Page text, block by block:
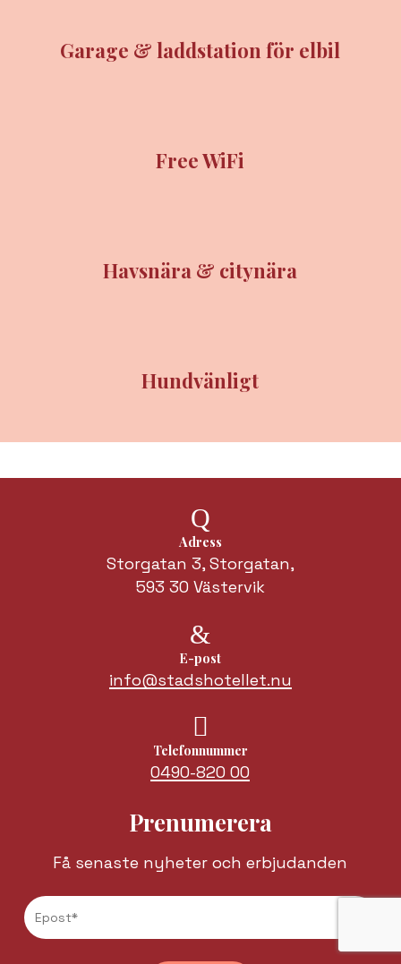
Garage & laddstation för elbil
Free WiFi
Havsnära & citynära
Hundvänligt
Adress
Storgatan 3, Storgatan,
593 30 Västervik
E-post
info@stadshotellet.nu
Telefonnummer
0490-820 00
Prenumerera
Få senaste nyheter och erbjudanden